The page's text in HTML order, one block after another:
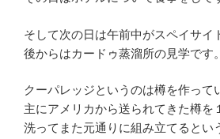
そして次の日は午前中がスペイサイ
後からはカードゥ蒸溜所の見学です。
クーパレッジというのは樽を作って
主にアメリカから送られてきた樽を
洗ってまた元通りに組み立てるとい